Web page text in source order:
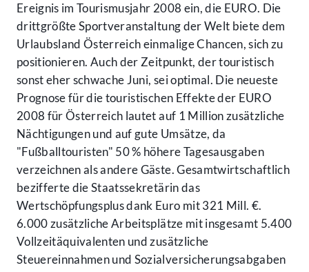
Ereignis im Tourismusjahr 2008 ein, die EURO. Die
drittgrößte Sportveranstaltung der Welt biete dem
Urlaubsland Österreich einmalige Chancen, sich zu
positionieren. Auch der Zeitpunkt, der touristisch
sonst eher schwache Juni, sei optimal. Die neueste
Prognose für die touristischen Effekte der EURO
2008 für Österreich lautet auf 1 Million zusätzliche
Nächtigungen und auf gute Umsätze, da
"Fußballtouristen" 50 % höhere Tagesausgaben
verzeichnen als andere Gäste. Gesamtwirtschaftlich
bezifferte die Staatssekretärin das
Wertschöpfungsplus dank Euro mit 321 Mill. €.
6.000 zusätzliche Arbeitsplätze mit insgesamt 5.400
Vollzeitäquivalenten und zusätzliche
Steuereinnahmen und Sozialversicherungsabgaben